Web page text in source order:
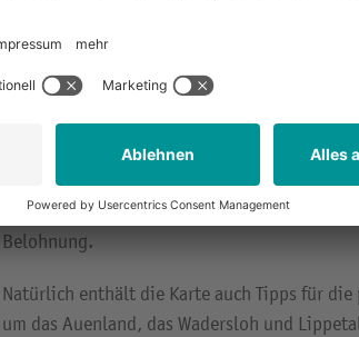
Die Radfahrkarte zeigt nicht nur den Weg,
zu den Sehenswürdigkeiten. Entlang der
wie die St. Ida-Basilika, das Schloss
Wenn die Kinder alle Rätsel lösen konnten,
Liesborn. Hier erwartetet sie eine gefüllte
kann diese geöffnet werden und jede
Belohnung.
Natürlich enthält die Karte auch Tipps für die
um das Auenland, das Wadersloh und